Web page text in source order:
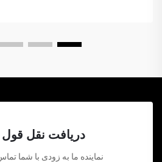
دریافت نقل قول
نماینده ما به زودی با شما